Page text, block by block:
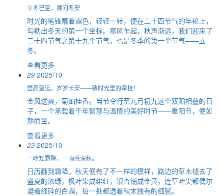
立冬已至，顺问冬安
时光的笔锋蘸着霜色，轻轻一转，便在二十四节气的年轮上，
勾勒出冬天的第一个坐标。寒风乍起，秋声渐远，我们迎来了
二十四节气之第十九个节气，也是冬季的第一个节气——立
冬。
查看更多
29 2025/10
登高望远，岁岁长安——致时光里的牵挂！
金风送爽，菊灿桂香。当节令行至九月初九这个双阳相叠的日
子，一个承载着千年智慧与温情的美好时节——重阳节，便如
期而至。
查看更多
23 2025/10
一叶知霜降，一雨感深秋。
日历翻到霜降，秋天便有了不一样的模样，路边的草木褪去了
盛夏的浓绿，枫叶染成绯红，银杏铺成金黄，连草叶尖都偶尔
凝着细碎的白霜，每一处都透着秋末独有的细腻。